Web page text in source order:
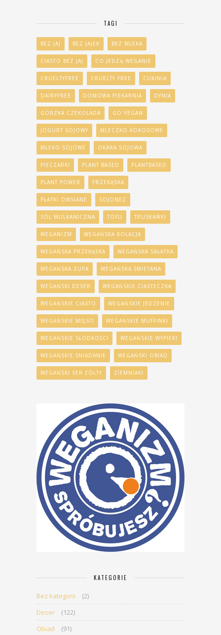
TAGI
BEZ JAJ BEZ JAJEK BEZ MLEKA
CIASTO BEZ JAJ CO JEDZĄ WEGANIE
CRUELTYFREE CRUELTY FREE CUKINIA
DAIRYFREE DOMOWA PIEKARNIA DYNIA
GORZKA CZEKOLADA GO VEGAN
JOGURT SOJOWY MLECZKO KOKOSOWE
MLEKO SOJOWE OKARA SOJOWA
PIECZARKI PLANT BASED PLANTBASED
PLANT POWER PRZEKĄSKA
PŁATKI OWSIANE SOJONEZ
SÓL WULKANICZNA TOFU TRUSKAWKI
WEGANIZM WEGAŃSKA KOLACJA
WEGAŃSKA PRZEKĄSKA WEGAŃSKA SAŁATKA
WEGAŃSKA ZUPA WEGAŃSKA ŚMIETANA
WEGAŃSKI DESER WEGAŃSKIE CIASTECZKA
WEGAŃSKIE CIASTO WEGAŃSKIE JEDZENIE
WEGAŃSKIE MIĘSO WEGAŃSKIE MUFFINKI
WEGAŃSKIE SŁODKOŚCI WEGAŃSKIE WYPIEKI
WEGAŃSKIE ŚNIADANIE WEGAŃSKI OBIAD
WEGAŃSKI SER ŻÓŁTY ZIEMNIAKI
KATEGORIE
Bez kategorii
(2)
Deser
(122)
Obiad
(91)